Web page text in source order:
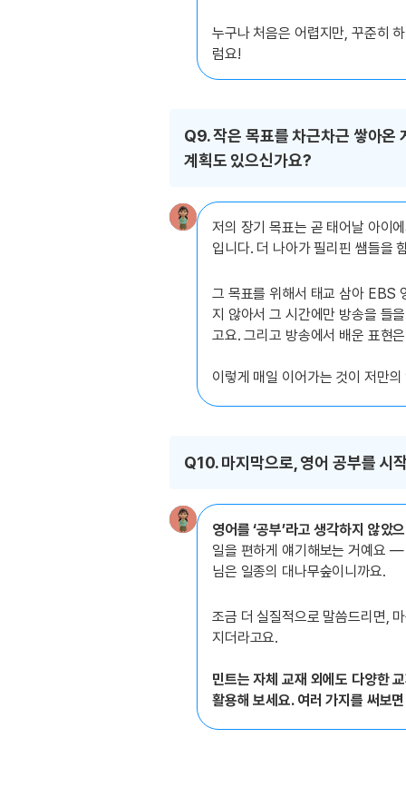
누구나 처음은 어렵지만, 꾸준히
럼요!
Q9. 작은 목표를 차근차근 쌓아온
계획도 있으신가요?
저의 장기 목표는 곧 태어날 아이
입니다. 더 나아가 필리핀 쌤들을
그 목표를 위해서 태교 삼아 EBS
지 않아서 그 시간에만 방송을 들
고요. 그리고 방송에서 배운 표현
이렇게 매일 이어가는 것이 저만
Q10. 마지막으로, 영어 공부를 시
영어를 ‘공부’라고 생각하지 않았
일을 편하게 얘기해보는 거예요
님은 일종의 대나무숲이니까요.
조금 더 실질적으로 말씀드리면,
지더라고요.
민트는 자체 교재 외에도 다양한
활용해 보세요. 여러 가지를 써보